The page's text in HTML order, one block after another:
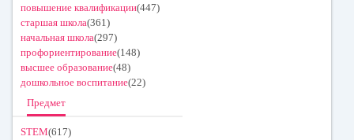
повышение квалификации(447)
старшая школа(361)
начальная школа(297)
профориентирование(148)
высшее образование(48)
дошкольное воспитание(22)
Предмет
STEM(617)